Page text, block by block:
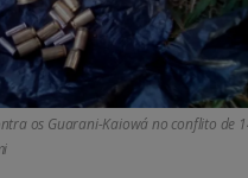
os Guarani-Kaiowá no conflito de